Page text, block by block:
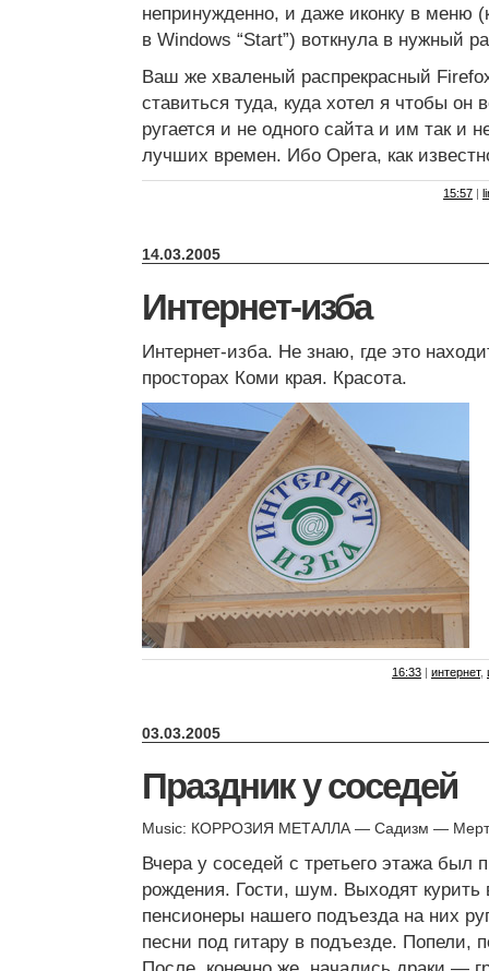
непринужденно, и даже иконку в меню
в Windows “Start”) воткнула в нужный
Ваш же хваленый распрекрасный
ставиться туда, куда хотел я чтобы он
ругается и не одного сайта и им так и
лучших времен. Ибо Opera, как
15:57 |
14.03.2005
Интернет-изба
Интернет-изба. Не знаю, где это
просторах Коми края. Красота.
16:33 | интернет,
03.03.2005
Праздник у соседей
Music: КОРРОЗИЯ МЕТАЛЛА — Садизм —
Вчера у соседей с третьего этажа был
рождения. Гости, шум. Выходят
пенсионеры нашего подъезда на них
песни под гитару в подъезде. Попели,